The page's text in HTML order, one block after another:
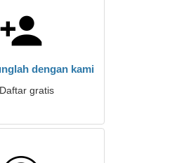
dengan kami
Daftar gratis